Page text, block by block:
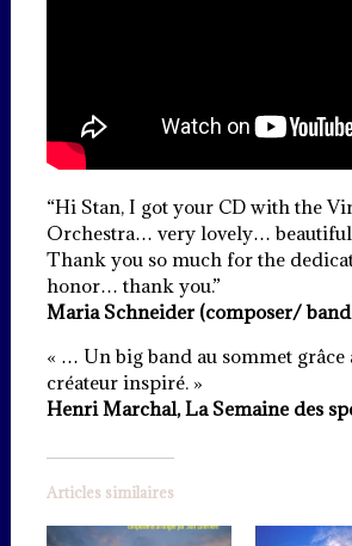
‌“Hi Stan, I got your CD with the
Orchestra… very lovely…
Thank you so much for the
honor… thank you.”
Maria Schneider (composer/
« … Un big band au sommet grâce
créateur inspiré. »
Henri Marchal, La Semaine des
Articles similaires